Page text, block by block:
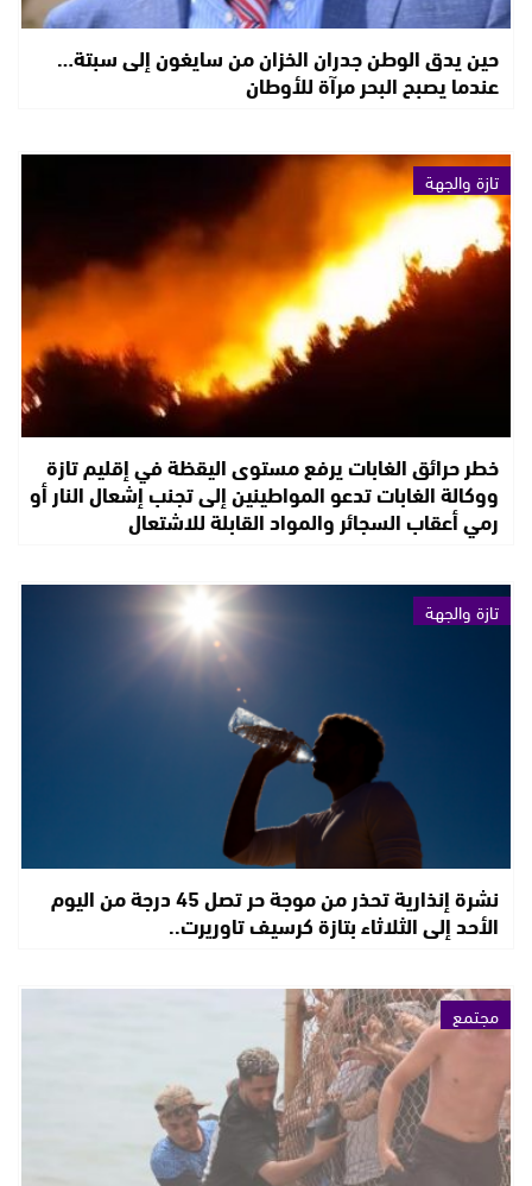
حين يدق الوطن جدران الخزان من سايغون إلى سبتة…
عندما يصبح البحر مرآة للأوطان
تازة والجهة
خطر حرائق الغابات يرفع مستوى اليقظة في إقليم تازة
ووكالة الغابات تدعو المواطينين إلى تجنب إشعال النار أو
رمي أعقاب السجائر والمواد القابلة للاشتعال
تازة والجهة
نشرة إنذارية تحذر من موجة حر تصل 45 درجة من اليوم
الأحد إلى الثلاثاء بتازة كرسيف تاوريرت..
مجتمع